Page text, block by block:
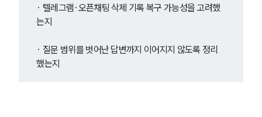
· 텔레그램·오픈채팅 삭제 기록 복구 가능성을 고려했
는지
· 질문 범위를 벗어난 답변까지 이어지지 않도록 정리
했는지